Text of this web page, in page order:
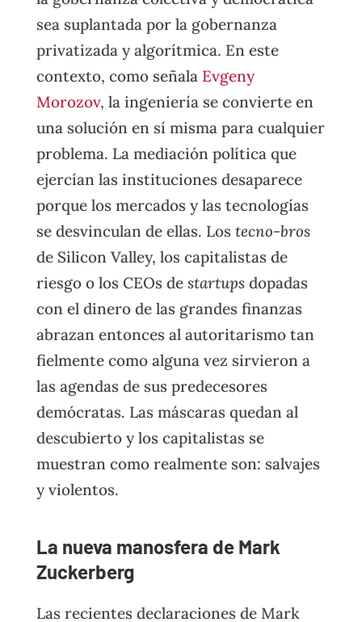
sea suplantada por la gobernanza
privatizada y algorítmica. En este
contexto, como señala Evgeny
Morozov, la ingeniería se convierte en
una solución en sí misma para cualquier
problema. La mediación política que
ejercían las instituciones desaparece
porque los mercados y las tecnologías
se desvinculan de ellas. Los tecno-bros
de Silicon Valley, los capitalistas de
riesgo o los CEOs de startupsdopadas
con el dinero de las grandes finanzas
abrazan entonces al autoritarismo tan
fielmente como alguna vez sirvieron a
las agendas de sus predecesores
demócratas. Las máscaras quedan al
descubierto y los capitalistas se
muestran como realmente son: salvajes
y violentos.
La nueva manosfera de Mark
Zuckerberg
Las recientes declaraciones de Mark